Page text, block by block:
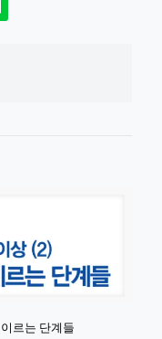
르는 단계들